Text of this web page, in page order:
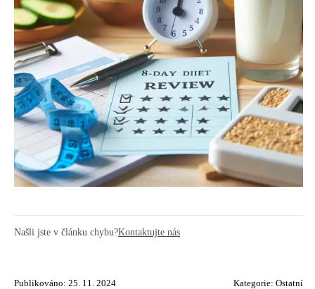
Našli jste v článku chybu?Kontaktujte nás
Publikováno: 25. 11. 2024 Kategorie: Ostatní